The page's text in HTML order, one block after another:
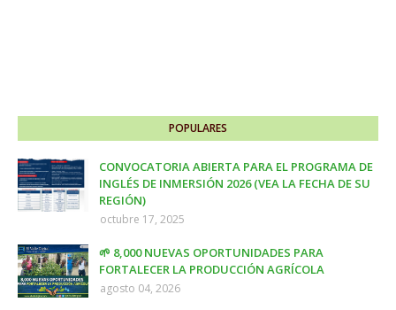
POPULARES
CONVOCATORIA ABIERTA PARA EL PROGRAMA DE
INGLÉS DE INMERSIÓN 2026 (VEA LA FECHA DE SU
REGIÓN)
octubre 17, 2025
🌱 8,000 NUEVAS OPORTUNIDADES PARA
FORTALECER LA PRODUCCIÓN AGRÍCOLA
agosto 04, 2026